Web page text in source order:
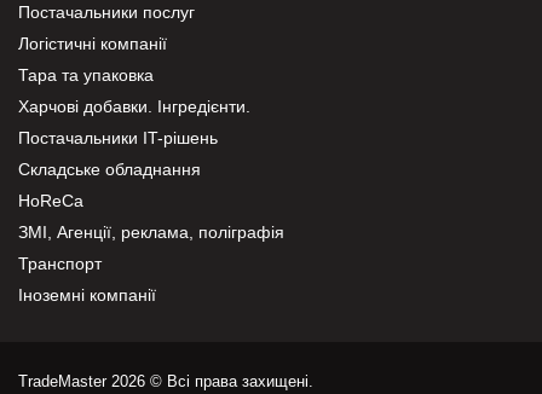
Постачальники послуг
Логістичні компанії
Тара та упаковка
Харчові добавки. Інгредієнти.
Постачальники IT-рішень
Складське обладнання
HoReCa
ЗМІ, Агенції, реклама, поліграфія
Транспорт
Іноземні компанії
TradeMaster 2026 © Всі права захищені.